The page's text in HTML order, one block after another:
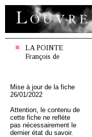
LA POINTE
François de
Mise à jour de la fiche
26/01/2022
Attention, le contenu de
cette fiche ne reflète
pas nécessairement le
dernier état du savoir.